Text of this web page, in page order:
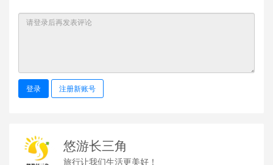
登录 注册新账号
悠游长三角
旅行让我们生活更美好！